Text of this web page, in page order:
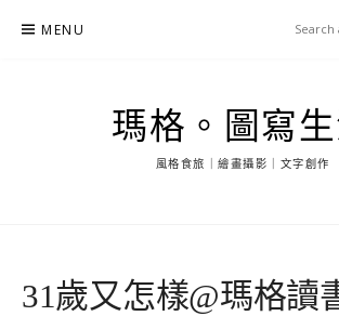
MENU
瑪格。圖寫
風格食旅｜繪畫攝影｜文字創作
31歲又怎樣@瑪格讀